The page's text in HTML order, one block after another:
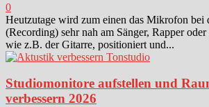
0
Heutzutage wird zum einen das Mikrofon bei
(Recording) sehr nah am Sänger, Rapper
wie z.B. der Gitarre, positioniert und...
Studiomonitore aufstellen und
verbessern 2026